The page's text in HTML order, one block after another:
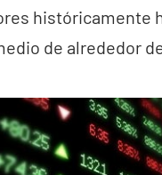
históricamente
de alrededor